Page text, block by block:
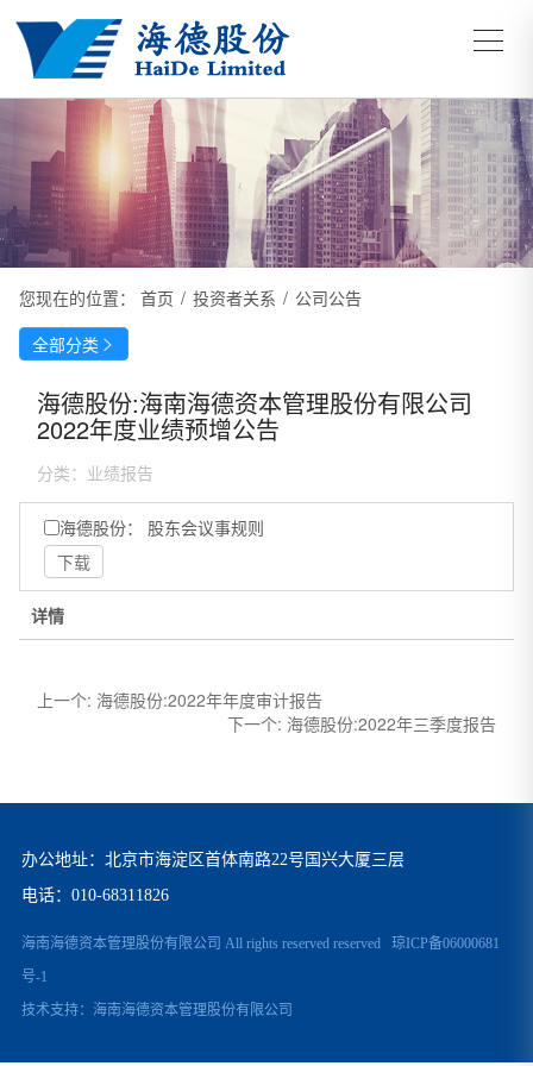
您现在的位置： 首页 / 投资者关系 / 公司公告
全部分类
海德股份:海南海德资本管理股份有限公司
2022年度业绩预增公告
分类： 业绩报告
海德股份： 股东会议事规则
下载
详情
上一个: 海德股份:2022年年度审计报告
下一个: 海德股份:2022年三季度报告
办公地址：北京市海淀区首体南路22号国兴大厦三层
电话： 010-68311826
海南海德资本管理股份有限公司 All rights reserved reserved 琼ICP备06000681
号-1
技术支持： 海南海德资本管理股份有限公司